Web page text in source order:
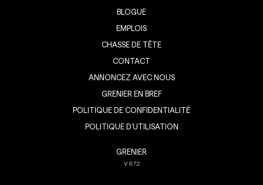
BLOGUE
EMPLOIS
CHASSE DE TÊTE
CONTACT
ANNONCEZ AVEC NOUS
GRENIER EN BREF
POLITIQUE DE CONFIDENTIALITÉ
POLITIQUE D’UTILISATION
GRENIER
V8.7.2